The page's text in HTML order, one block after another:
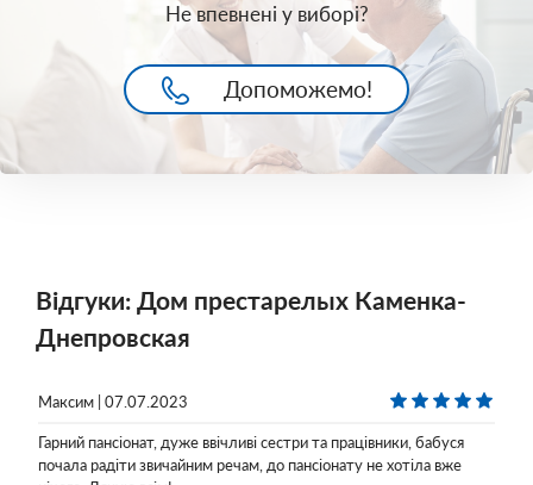
Не впевнені у виборі?
Допоможемо!
Відгуки: Дом престарелых Каменка-
Днепровская
Максим | 07.07.2023
Гарний пансіонат, дуже ввічливі сестри та працівники, бабуся
почала радіти звичайним речам, до пансіонату не хотіла вже